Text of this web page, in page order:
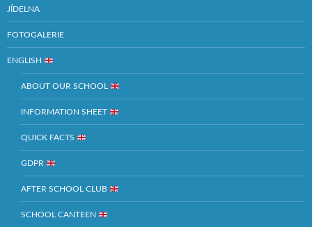
JÍDELNA
FOTOGALERIE
ENGLISH
ABOUT OUR SCHOOL
INFORMATION SHEET
QUICK FACTS
GDPR
AFTER SCHOOL CLUB
SCHOOL CANTEEN